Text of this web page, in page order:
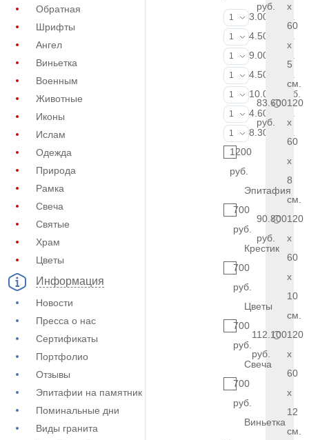
Обратная
Шрифты
Ангел
Виньетка
Военным
Животные
Иконы
Ислам
Одежда
Природа
Рамка
Свеча
Святые
Храм
Цветы
Информация
Новости
Пресса о нас
Сертификаты
Портфолио
Отзывы
Эпитафии на памятник
Поминальные дни
Виды гранита
ФИО и даты
1
3.000 руб.
ФИО и даты
1
4.500 руб.
ФИО и даты
1
9.000 руб.
Портрет
1
4.500 руб.
Портрет
1
10.000 руб.
Фотокерамика
1
4.600 руб.
Фото на
1
8.300 руб.
1200
руб.
Эпитафия
700
руб.
Крестик
700
руб.
Цветы
700
руб.
Свеча
700
руб.
Виньетка
руб.
x
60
x
5
см.
83.600
руб.
120
x
60
x
8
см.
90.800
руб.
120
x
60
x
10
см.
112.100
руб.
120
x
60
x
12
см.